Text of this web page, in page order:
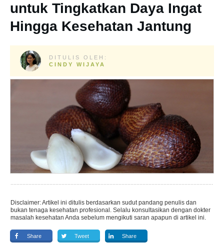
untuk Tingkatkan Daya Ingat
Hingga Kesehatan Jantung
DITULIS OLEH:
CINDY WIJAYA
Disclaimer: Artikel ini ditulis berdasarkan sudut pandang penulis dan
bukan tenaga kesehatan profesional. Selalu konsultasikan dengan dokter
masalah kesehatan Anda sebelum mengikuti saran apapun di artikel ini.
Share Tweet Share